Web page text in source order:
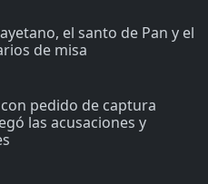
el santo de Pan y el
de misa
pedido de captura
las acusaciones y